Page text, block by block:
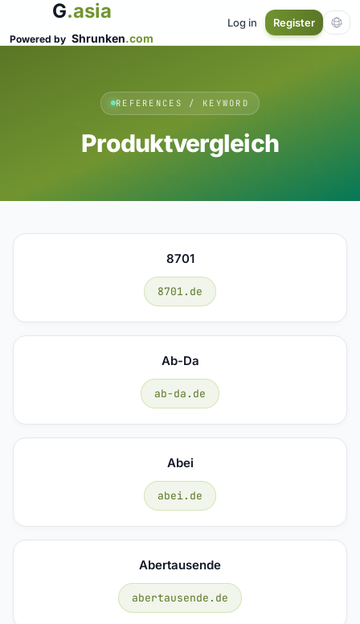
G.asia
Powered by Shrunken.com
Log in Register
REFERENCES / KEYWORD
Produktvergleich
8701
8701.de
Ab-Da
ab-da.de
Abei
abei.de
Abertausende
abertausende.de